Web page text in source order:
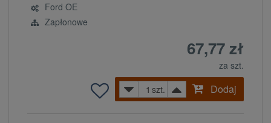
Ford OE
Zapłonowe
67,77 zł
za szt.
szt.
Dodaj